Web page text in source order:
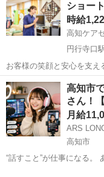
ショー
時給
高知ケア
円行寺口
お客様の笑顔と安心を支え
や身体介助(食事・入浴・
ンの企画・実施、ご利用報
務を担当。チームで協力し
高知 高知市 円行寺
高知市
さん！
月給
ARS
高知市
“話すこと”が仕事になる。